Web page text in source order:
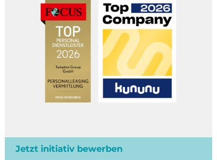
Jetzt initiativ bewerben